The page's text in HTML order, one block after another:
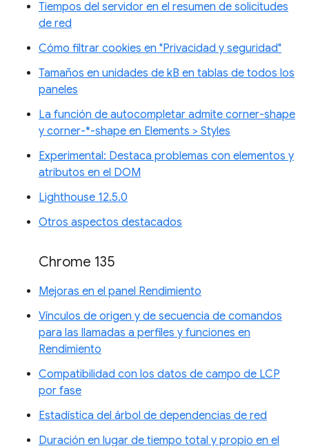
Tiempos del servidor en el resumen de solicitudes
de red
Cómo filtrar cookies en "Privacidad y seguridad"
Tamaños en unidades de kB en tablas de todos los
paneles
La función de autocompletar admite corner-shape
y corner-*-shape en Elements > Styles
Experimental: Destaca problemas con elementos y
atributos en el DOM
Lighthouse 12.5.0
Otros aspectos destacados
Chrome 135
Mejoras en el panel Rendimiento
Vínculos de origen y de secuencia de comandos
para las llamadas a perfiles y funciones en
Rendimiento
Compatibilidad con los datos de campo de LCP
por fase
Estadística del árbol de dependencias de red
Duración en lugar de tiempo total y propio en el